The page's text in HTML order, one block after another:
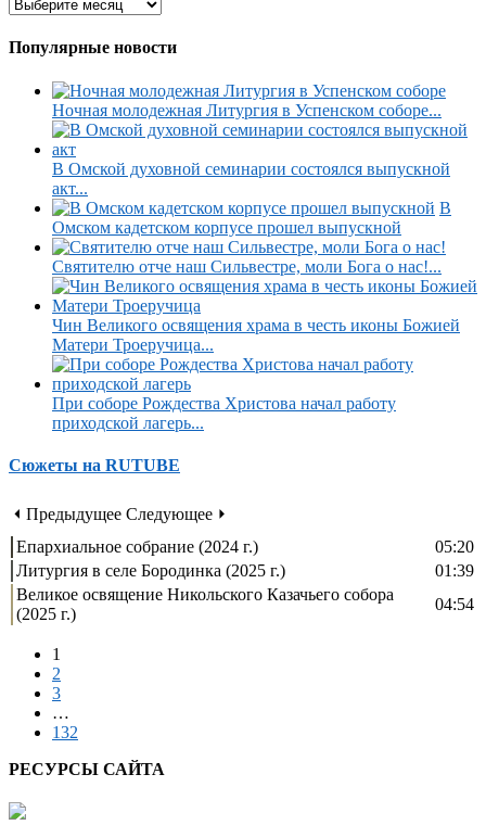
Популярные новости
Ночная молодежная Литургия в Успенском соборе...
В Омской духовной семинарии состоялся выпускной
акт...
В
Омском кадетском корпусе прошел выпускной
Святителю отче наш Сильвестре, моли Бога о нас!...
Чин Великого освящения храма в честь иконы Божией
Матери Троеручица...
При соборе Рождества Христова начал работу
приходской лагерь...
Сюжеты на RUTUBE
⏴ Предыдущее Следующее ⏵
Епархиальное собрание (2024 г.)
05:20
Литургия в селе Бородинка (2025 г.)
01:39
Великое освящение Никольского Казачьего собора
(2025 г.)
04:54
1
2
3
…
132
РЕСУРСЫ САЙТА